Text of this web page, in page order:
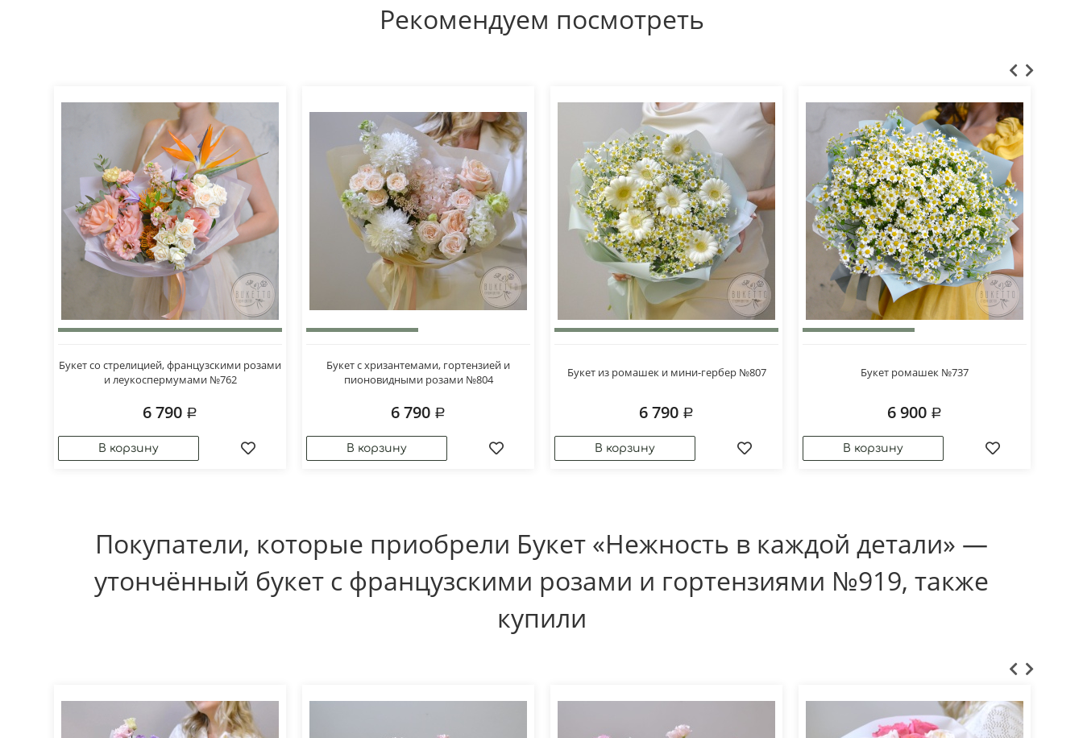
Рекомендуем посмотреть
Букет со стрелицией, французскими розами
и леукоспермумами №762
6 790
Букет с хризантемами, гортензией и
пионовидными розами №804
6 790
Букет из ромашек и мини-гербер №807
6 790
Букет ромашек №737
6 900
Покупатели, которые приобрели Букет «Нежность в каждой детали» —
утончённый букет с французскими розами и гортензиями №919, также
купили